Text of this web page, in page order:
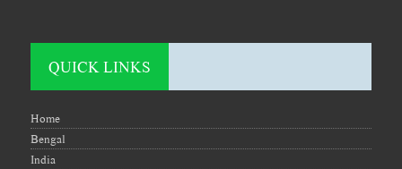
QUICK LINKS
Home
Bengal
India